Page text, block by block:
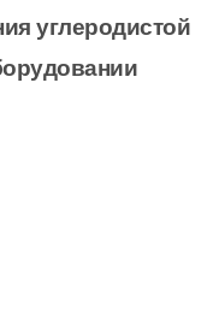
углеродистой